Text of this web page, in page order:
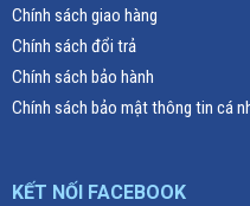
Chính sách giao hàng
Chính sách đổi trả
Chính sách bảo hành
Chính sách bảo mật thông tin cá
KẾT NỐI FACEBOOK